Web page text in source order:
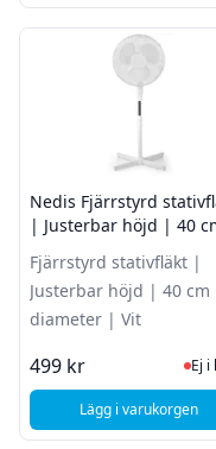
Nedis Fjärrstyrd
| Justerbar höjd | 40
Fjärrstyrd stativfläkt |
Justerbar höjd | 40 cm
diameter | Vit
499 kr EjEj i
Lägg i varukorgen
, Nedis